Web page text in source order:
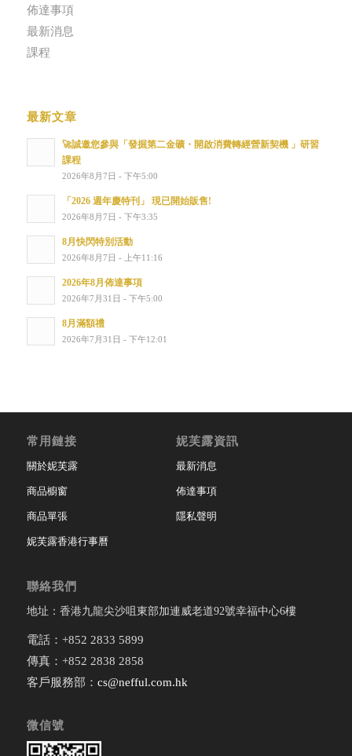
佈達事項
最新消息
課程
最新文章
🚀誠邀您參與「發掘第二金礦・開啟消費轉經營新契機 」研習
課程
2026年8月7日 - 下午5:00
「2026 週年慶特刊」 現已開始販售!
2026年8月7日 - 下午3:35
8月快閃特別活動
2026年8月7日 - 上午11:16
2026年8月佈達事項
2026年7月31日 - 下午5:00
8月滿額禮
2026年7月31日 - 下午12:01
常用鏈接
關於妮芙露
商品櫥窗
商品單張
妮芙露香港行事曆
妮芙露資訊
最新消息
佈達事項
隱私聲明
聯絡我們
地址：香港九龍尖沙咀東部加連威老道92號幸福中心6樓
電話：+852 2833 5899
傳真：+852 2838 2858
客戶服務部： cs@nefful.com.hk
微信號